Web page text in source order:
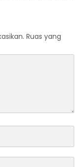
Ruas yang